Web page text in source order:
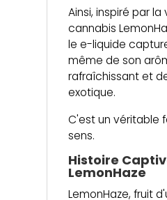
Ainsi, inspiré par
cannabis
le e-liquide
même de son
rafraîchissant et
exotique.
C'est un véritable
sens.
Histoire
LemonHaze
LemonHaze, fruit